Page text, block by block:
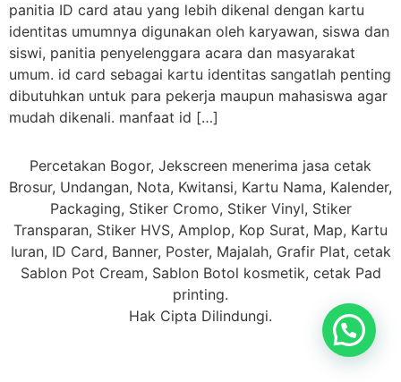
panitia ID card atau yang lebih dikenal dengan kartu
identitas umumnya digunakan oleh karyawan, siswa dan
siswi, panitia penyelenggara acara dan masyarakat
umum. id card sebagai kartu identitas sangatlah penting
dibutuhkan untuk para pekerja maupun mahasiswa agar
mudah dikenali. manfaat id […]
Percetakan Bogor, Jekscreen menerima jasa cetak
Brosur, Undangan, Nota, Kwitansi, Kartu Nama, Kalender,
Packaging, Stiker Cromo, Stiker Vinyl, Stiker
Transparan, Stiker HVS, Amplop, Kop Surat, Map, Kartu
Iuran, ID Card, Banner, Poster, Majalah, Grafir Plat, cetak
Sablon Pot Cream, Sablon Botol kosmetik, cetak Pad
printing.
Hak Cipta Dilindungi.